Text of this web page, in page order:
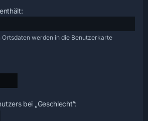
Ortsdaten werden in die Benutzerkarte
bei „Geschlecht“: